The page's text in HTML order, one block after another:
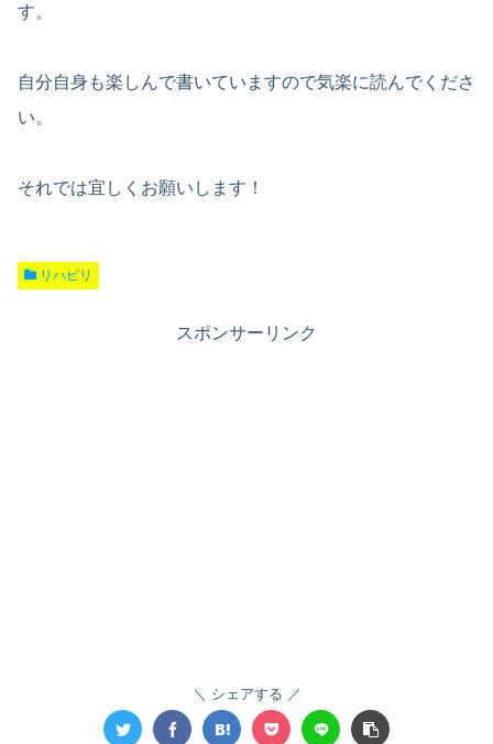
す。
自分自身も楽しんで書いていますので気楽に読んでくださ
い。
それでは宜しくお願いします！
リハビリ
スポンサーリンク
シェアする